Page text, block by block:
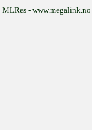
MLRes - www.megalink.no